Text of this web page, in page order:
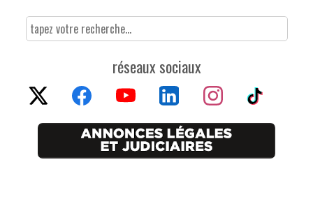
réseaux sociaux